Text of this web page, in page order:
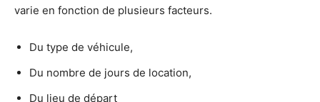
varie en fonction de plusieurs facteurs.
Du type de véhicule,
Du nombre de jours de location,
Du lieu de départ